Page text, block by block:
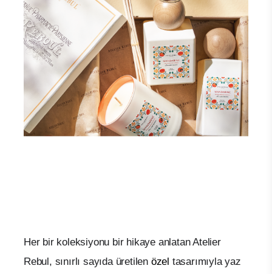
Her bir koleksiyonu bir hikaye anlatan Atelier
Rebul, sınırlı sayıda üretilen özel tasarımıyla yaz